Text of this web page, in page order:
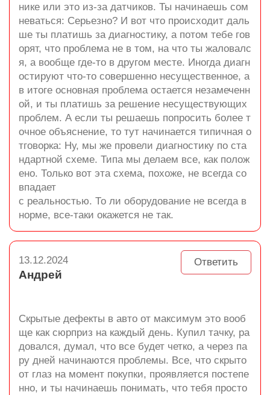
нике или это из-за датчиков. Ты начинаешь сом
неваться: Серьезно? И вот что происходит даль
ше ты платишь за диагностику, а потом тебе гов
орят, что проблема не в том, на что ты жаловалс
я, а вообще где-то в другом месте. Иногда диагн
остируют что-то совершенно несущественное, а
в итоге основная проблема остается незамеченн
ой, и ты платишь за решение несуществующих
проблем. А если ты решаешь попросить более т
очное объяснение, то тут начинается типичная о
тговорка: Ну, мы же провели диагностику по ста
ндартной схеме. Типа мы делаем все, как полож
ено. Только вот эта схема, похоже, не всегда со
впадает
с реальностью. То ли оборудование не всегда в
норме, все-таки окажется не так.
Ответить
13.12.2024
Андрей
Скрытые дефекты в авто от максимум это вооб
ще как сюрприз на каждый день. Купил тачку, ра
довался, думал, что все будет четко, а через па
ру дней начинаются проблемы. Все, что скрыто
от глаз на момент покупки, проявляется постепе
нно, и ты начинаешь понимать, что тебя просто